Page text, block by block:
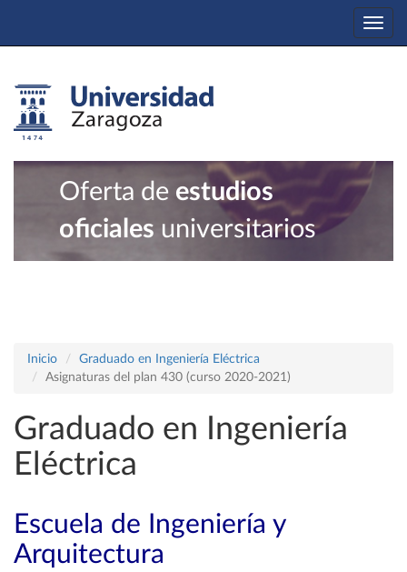
Oferta de estudios
oficiales universitarios
Inicio
Graduado en Ingeniería Eléctrica
Asignaturas del plan 430 (curso 2020-2021)
Graduado en Ingeniería
Eléctrica
Escuela de Ingeniería y
Arquitectura